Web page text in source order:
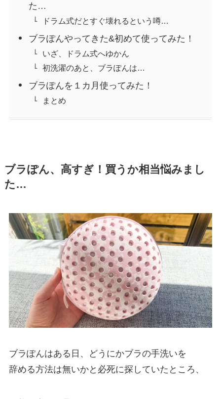
た…
ドラム式だとすぐ壊れるという噂…
ブラぽんやってきた&初めて使ってみた！
いざ、ドラム式へゆかん
初洗濯のあと、ブラぽんは…
ブラぽんを１カ月使ってみた！
まとめ
ブラぽん、高すぎ！買うか相当悩みまし
た…
ブラぽんはある日、どうにかブラの手洗いを
辞める方法は無いかと必死に探していたところ、